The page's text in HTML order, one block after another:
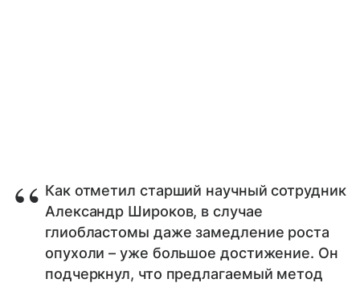
Как отметил старший научный сотрудник
Александр Широков, в случае
глиобластомы даже замедление роста
опухоли – уже большое достижение. Он
подчеркнул, что предлагаемый метод